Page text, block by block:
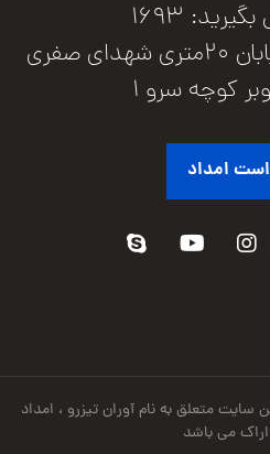
1693
اراک میدان انقلاب خیابان 20متری شهدای صفری
کوچه سرو 1
امداد
حقوق این سایت متعلق به نام آوران تیزرو ، امداد
می باشد